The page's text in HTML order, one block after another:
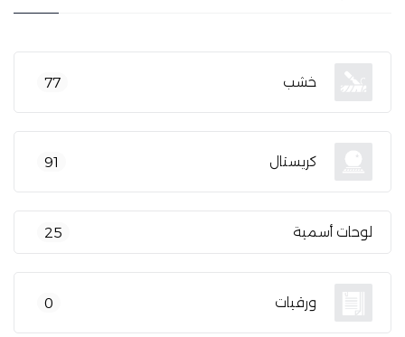
خشب 77
كريستال 91
لوحات أسمية 25
ورقيات 0